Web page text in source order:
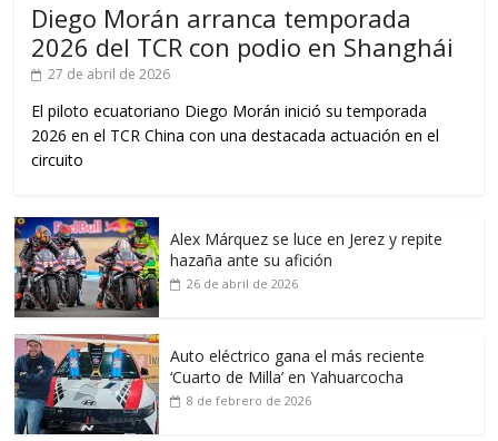
Diego Morán arranca temporada
2026 del TCR con podio en Shanghái
27 de abril de 2026
El piloto ecuatoriano Diego Morán inició su temporada
2026 en el TCR China con una destacada actuación en el
circuito
Alex Márquez se luce en Jerez y repite
hazaña ante su afición
26 de abril de 2026
Auto eléctrico gana el más reciente
‘Cuarto de Milla’ en Yahuarcocha
8 de febrero de 2026